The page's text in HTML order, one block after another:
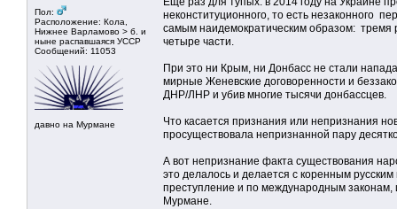
Пол:
Расположение: Кола,
Нижнее Варламово > б. и
ныне распавшаяся УССР
Сообщений: 11053
давно на Мурмане
неконституционного, то есть незаконного
самым наидемократическим образом: тремя
четыре части.
При это ни Крым, ни Донбасс не стали
мирные Женевские договоренности и
ДНР/ЛНР и убив многие тысячи донбассцев.
Что касается признания или непризнания
просуществовала непризнанной пару
А вот непризнание факта существования
это делалось и делается с коренным
преступление и по международным
Мурмане.